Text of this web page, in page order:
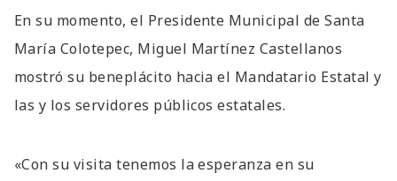
En su momento, el Presidente Municipal de Santa
María Colotepec, Miguel Martínez Castellanos
mostró su beneplácito hacia el Mandatario Estatal y
las y los servidores públicos estatales.
«Con su visita tenemos la esperanza en su